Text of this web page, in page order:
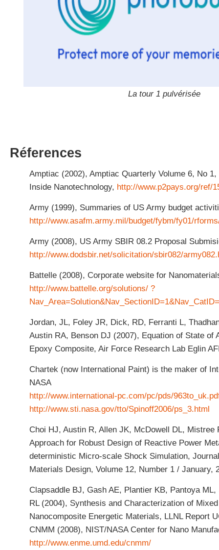
La tour 1 pulvérisée
Réferences
Amptiac (2002), Amptiac Quarterly Volume 6, No
Inside Nanotechnology, http://www.p2pays.org/ref/
Army (1999), Summaries of US Army budget
http://www.asafm.army.mil/budget/fybm/fy01/
Army (2008), US Army SBIR 08.2 Proposal
http://www.dodsbir.net/solicitation/sbir082/
Battelle (2008), Corporate website for
http://www.battelle.org/solutions/ ?
Jordan, JL, Foley JR, Dick, RD, Ferranti L,
Austin RA, Benson DJ (2007), Equation of State of
Epoxy Composite, Air Force Research Lab Eglin
Chartek (now International Paint) is the maker of
NASA
http://www.international-pc.com/pc/pds/
http://www.sti.nasa.gov/tto/Spinoff2006/ps_3.html
Choi HJ, Austin R, Allen JK, McDowell DL, Mistree
Approach for Robust Design of Reactive Power
deterministic Micro-scale Shock Simulation,
Materials Design, Volume 12, Number 1 / January,
Clapsaddle BJ, Gash AE, Plantier KB, Pantoya
RL (2004), Synthesis and Characterization of
Nanocomposite Energetic Materials, LLNL Report
CNMM (2008), NIST/NASA Center for Nano
http://www.enme.umd.edu/cnmm/